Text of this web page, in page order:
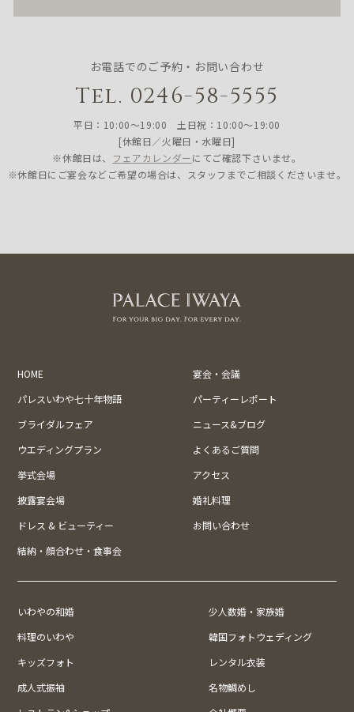
お電話でのご予約・お問い合わせ
Tel. 0246-58-5555
平日：10:00〜19:00 土日祝：10:00〜19:00
[休館日／火曜日・水曜日]
※休館日は、 フェアカレンダーにてご確認下さいませ。
※休館日にご宴会などご希望の場合は、スタッフまでご相談くださいませ。
HOME
宴会・会議
パレスいわや七十年物語
パーティーレポート
ブライダルフェア
ニュース&ブログ
ウエディングプラン
よくあるご質問
挙式会場
アクセス
披露宴会場
婚礼料理
ドレス & ビューティー
お問い合わせ
結納・顔合わせ・食事会
いわやの和婚
少人数婚・家族婚
料理のいわや
韓国フォトウェディング
キッズフォト
レンタル衣装
成人式振袖
名物鯛めし